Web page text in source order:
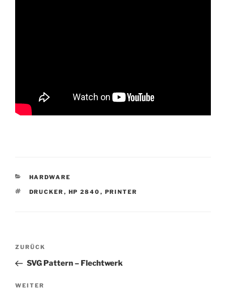
KATEGORIEN
HARDWARE
SCHLAGWÖRTER
DRUCKER , HP 2840 , PRINTER
Beitragsnavigation
Vorheriger
Beitrag
ZURÜCK
SVG Pattern – Flechtwerk
Nächster
WEITER